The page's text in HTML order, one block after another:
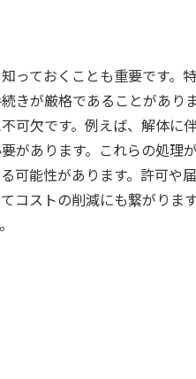
っておくことも重要です。
きが厳格であることがあり
可欠です。例えば、解体に
があります。これらの処理
可能性があります。許可や
コストの削減にも繋がりま